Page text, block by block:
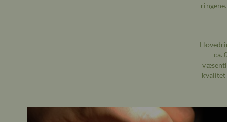
ca.
kvalitet